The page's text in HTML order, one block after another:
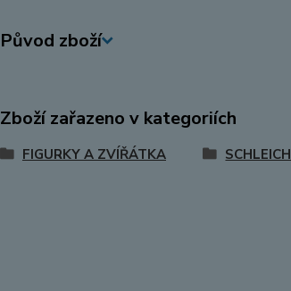
Původ zboží
Zboží zařazeno v kategoriích
FIGURKY A ZVÍŘÁTKA SCHLEICH